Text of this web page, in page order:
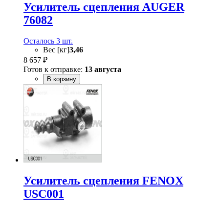
Усилитель сцепления AUGER
76082
Осталось 3 шт.
Вес [кг]3,46
8 657 ₽
Готов к отправке: 13 августа
В корзину
Усилитель сцепления FENOX
USC001